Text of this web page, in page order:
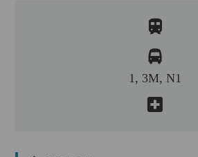
1, 3M, N1